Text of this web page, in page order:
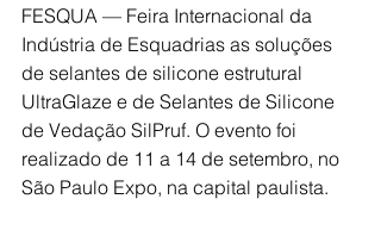
FESQUA — Feira Internacional da
Indústria de Esquadrias as soluções
de selantes de silicone estrutural
UltraGlaze e de Selantes de Silicone
de Vedação SilPruf. O evento foi
realizado de 11 a 14 de setembro, no
São Paulo Expo, na capital paulista.